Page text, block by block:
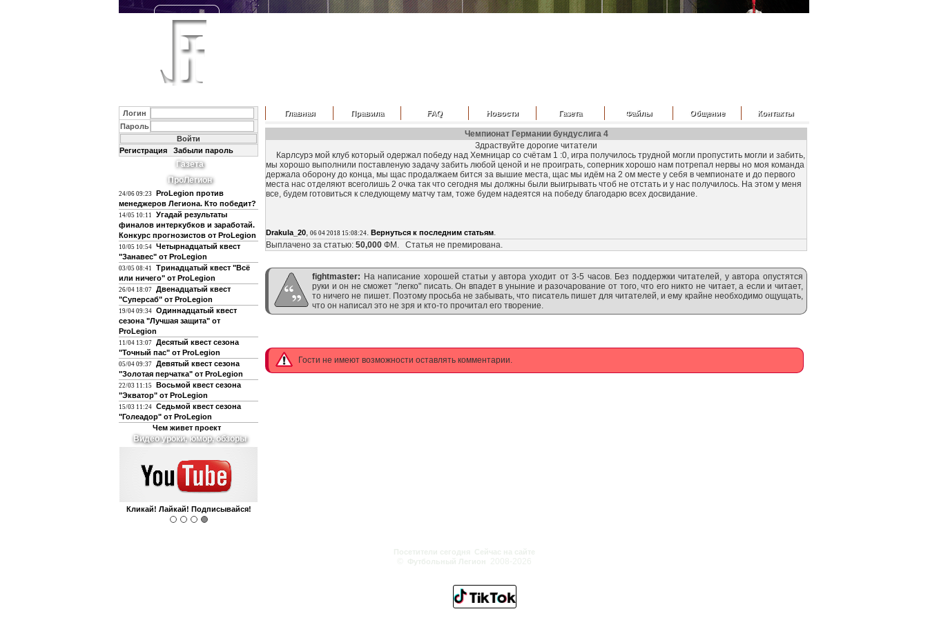
Логин
Пароль
Регистрация Забыли пароль
Газета
ПроЛегион
24/06 09:23
ProLegion против
менеджеров Легиона. Кто победит?
14/05 10:11
Угадай результаты
финалов интеркубков и заработай.
Конкурс прогнозистов от ProLegion
10/05 10:54 Четырнадцатый квест
"Занавес" от ProLegion
03/05 08:41
Тринадцатый квест "Всё
или ничего" от ProLegion
26/04 18:07 Двенадцатый квест
"Суперсаб" от ProLegion
19/04 09:34 Одиннадцатый квест
сезона "Лучшая защита" от
ProLegion
11/04 13:07 Десятый квест сезона
"Точный пас" от ProLegion
05/04 09:37 Девятый квест сезона
"Золотая перчатка" от ProLegion
22/03 11:15
Восьмой квест сезона
"Экватор" от ProLegion
15/03 11:24 Седьмой квест сезона
"Голеадор" от ProLegion
Чем живет проект
О футболе и не только
Главная Правила FAQ Новости Газета Файлы Общение Контакты
Чемпионат Германии бундуслига 4
Здраствуйте дорогие читатели
Карлсурэ мой клуб который одержал победу над Хемницар со счётам 1 :0, игра получилось трудной могли пропустить могли и забить,
мы хорошо выполнили поставленую задачу забить любой ценой и не проиграть, соперник хорошо нам потрепал нервы но моя команда
держала оборону до конца, мы щас продалжаем бится за вышие места, щас мы идём на 2 ом месте у себя в чемпионате и до первого
места нас отделяют всеголишь 2 очка так что сегодня мы должны были выигрывать чтоб не отстать и у нас получилось. На этом у меня
все, будем готовиться к следующему матчу там, тоже будем надеятся на победу благодарю всех досвидание.
Drakula_20, 06 04 2018 15:08:24. Вернуться к последним статьям.
Выплачено за статью: 50,000 ФМ. Статья не премирована.
fightmaster: На написание хорошей статьи у автора уходит от 3-5 часов. Без поддержки читателей, у автора опустятся
руки и он не сможет "легко" писать. Он впадет в уныние и разочарование от того, что его никто не читает, а если и читает,
то ничего не пишет. Поэтому просьба не забывать, что писатель пишет для читателей, и ему крайне необходимо ощущать,
что он написал это не зря и кто-то прочитал его творение.
Гости не имеют возможности оставлять комментарии.